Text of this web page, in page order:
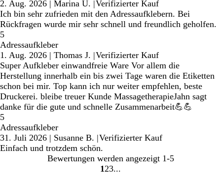
2. Aug. 2026 | Marina U. |Verifizierter Kauf
Ich bin sehr zufrieden mit den Adressaufklebern. Bei
Rückfragen wurde mir sehr schnell und freundlich geholfen.
5
Adressaufkleber
1. Aug. 2026 | Thomas J. |Verifizierter Kauf
Super Aufkleber einwandfreie Ware Vor allem die
Herstellung innerhalb ein bis zwei Tage waren die Etiketten
schon bei mir. Top kann ich nur weiter empfehlen, beste
Druckerei. bleibe treuer Kunde MassagetherapieJahn sagt
danke für die gute und schnelle Zusammenarbeit💪💪
5
Adressaufkleber
31. Juli 2026 | Susanne B. |Verifizierter Kauf
Einfach und trotzdem schön.
Bewertungen werden angezeigt 1-5
Gehe
1 Gehe
2 Gehe
3